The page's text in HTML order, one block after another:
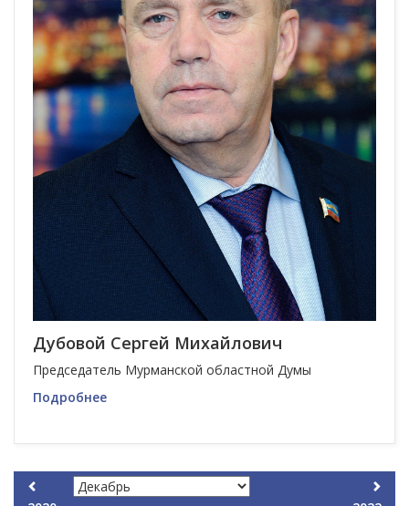
Дубовой Сергей Михайлович
Председатель Мурманской областной Думы
Подробнее